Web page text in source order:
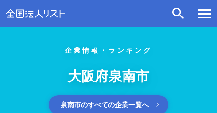
企業情報・ランキング
大阪府泉南市
泉南市のすべての企業一覧へ